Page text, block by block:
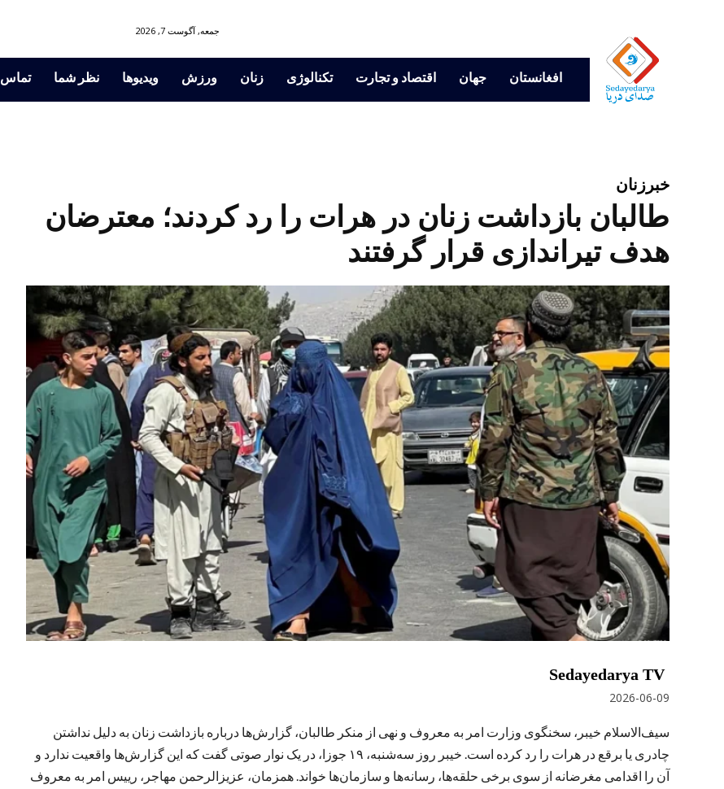
جمعه, آگوست 7, 2026
افغانستان جهان اقتصاد و تجارت تکنالوژی زنان ورزش ویدیوها نظر شما تماس
خبرزنان
طالبان بازداشت زنان در هرات را رد کردند؛ معترضان
هدف تیراندازی قرار گرفتند
Sedayedarya TV
2026-06-09
سیف‌الاسلام خیبر، سخنگوی وزارت امر به معروف و نهی از منکر طالبان، گزارش‌ها درباره بازداشت زنان به دلیل نداشتن
چادری یا برقع در هرات را رد کرده است. خیبر روز سه‌شنبه، ۱۹ جوزا، در یک نوار صوتی گفت که این گزارش‌ها واقعیت ندارد و
آن را اقدامی مغرضانه از سوی برخی حلقه‌ها، رسانه‌ها و سازمان‌ها خواند. همزمان، عزیزالرحمن مهاجر، رییس امر به معروف